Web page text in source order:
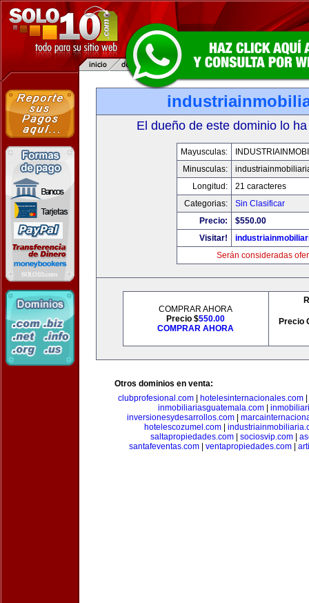
El dueño de este dominio lo
Mayusculas:
Minusculas:
Longitud:
21 caracteres
Categorias:
Sin Clasificar
Precio:
$550.00
Visitar!
Serán consideradas
COMPRAR AHORA
Precio $550.00
COMPRAR AHORA
Precio
Otros dominios en venta:
clubprofesional.com
hotelesinternacionales.com
inmobiliariasguatemala.com
inversionesydesarrollos.com|
hotelescozumel.com
saltapropiedades.com| sociosvip.com|
santafeventas.com| ventapropiedades.com|